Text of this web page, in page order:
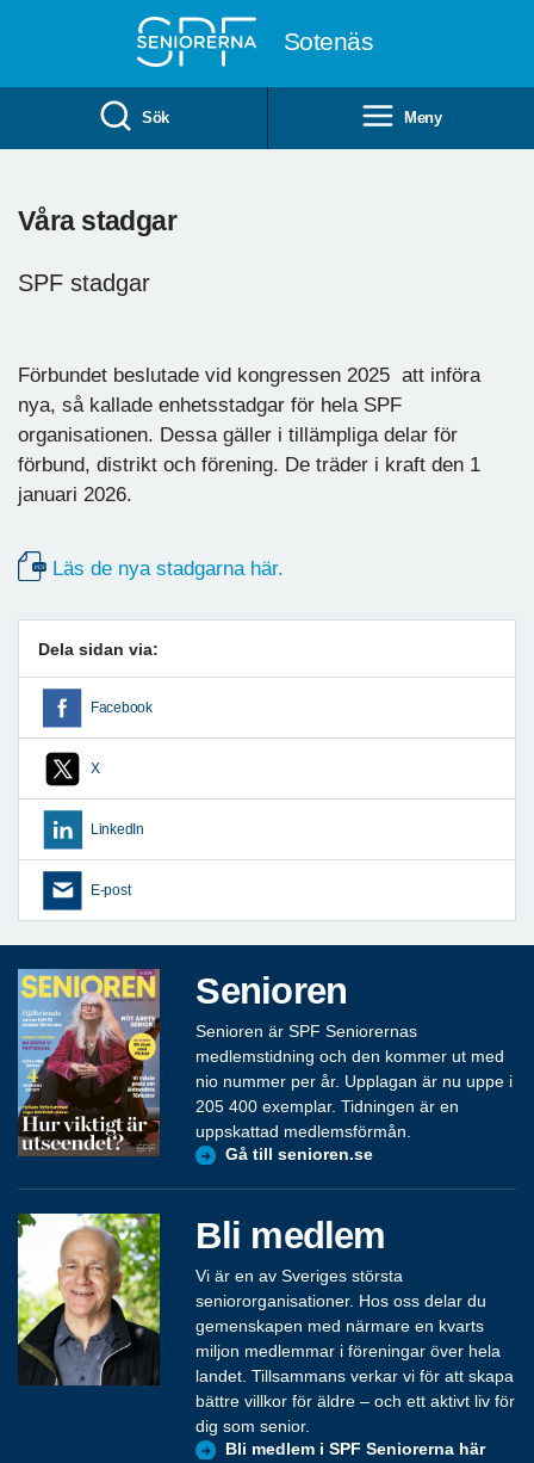
Sotenäs
Sök Meny
Våra stadgar
SPF stadgar
Förbundet beslutade vid kongressen 2025 att införa
nya, så kallade enhetsstadgar för hela SPF
organisationen. Dessa gäller i tillämpliga delar för
förbund, distrikt och förening. De träder i kraft den 1
januari 2026.
Läs de nya stadgarna här.
Dela sidan via:
Facebook
X
LinkedIn
E-post
Senioren
Senioren är SPF Seniorernas
medlemstidning och den kommer ut med
nio nummer per år. Upplagan är nu uppe i
205 400 exemplar. Tidningen är en
uppskattad medlemsförmån.
Gå till senioren.se
Bli medlem
Vi är en av Sveriges största
seniororganisationer. Hos oss delar du
gemenskapen med närmare en kvarts
miljon medlemmar i föreningar över hela
landet. Tillsammans verkar vi för att skapa
bättre villkor för äldre – och ett aktivt liv för
dig som senior.
Bli medlem i SPF Seniorerna här